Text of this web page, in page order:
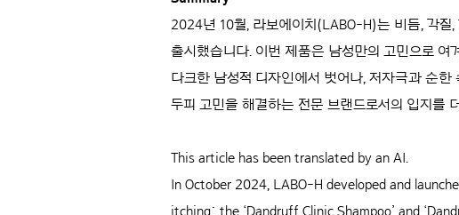
2024년 10월, 라보에이치(LABO-H)는 비듬, 각질
출시했습니다. 이번 제품은 남성만의 고민으로
다크한 남성적 디자인에서 벗어나, 저자극과 순
두피 고민을 해결하는 전문 브랜드로서의 입지를
This article has been translated by an AI.
In October 2024, LABO-H developed and
itching: the ‘Dandruff Clinic Shampoo’ and